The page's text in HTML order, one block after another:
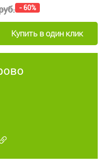
- 60%
Купить в один клик